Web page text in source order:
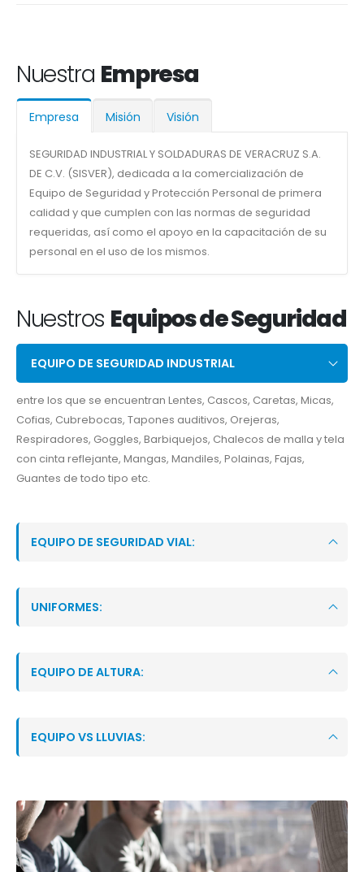
Nuestra Empresa
Empresa Misión Visión
SEGURIDAD INDUSTRIAL Y SOLDADURAS DE VERACRUZ S.A.
DE C.V. (SISVER), dedicada a la comercialización de
Equipo de Seguridad y Protección Personal de primera
calidad y que cumplen con las normas de seguridad
requeridas, así como el apoyo en la capacitación de su
personal en el uso de los mismos.
Nuestros Equipos de Seguridad
EQUIPO DE SEGURIDAD INDUSTRIAL
entre los que se encuentran Lentes, Cascos, Caretas, Micas,
Cofias, Cubrebocas, Tapones auditivos, Orejeras,
Respiradores, Goggles, Barbiquejos, Chalecos de malla y tela
con cinta reflejante, Mangas, Mandiles, Polainas, Fajas,
Guantes de todo tipo etc.
EQUIPO DE SEGURIDAD VIAL:
UNIFORMES:
EQUIPO DE ALTURA:
EQUIPO VS LLUVIAS: